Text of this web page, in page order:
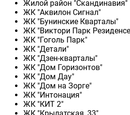
Жилой район "Скандинавия"
ЖК "Аквилон Сигнал"
ЖК "Бунинские Кварталы"
ЖК "Виктори Парк
ЖК "Гоголь Парк"
ЖК "Детали"
ЖК "Дзен-кварталы"
ЖК "Дом Горизонтов"
ЖК "Дом Дау"
ЖК "Дом на Зорге"
ЖК "Интонация"
ЖК "КИТ 2"